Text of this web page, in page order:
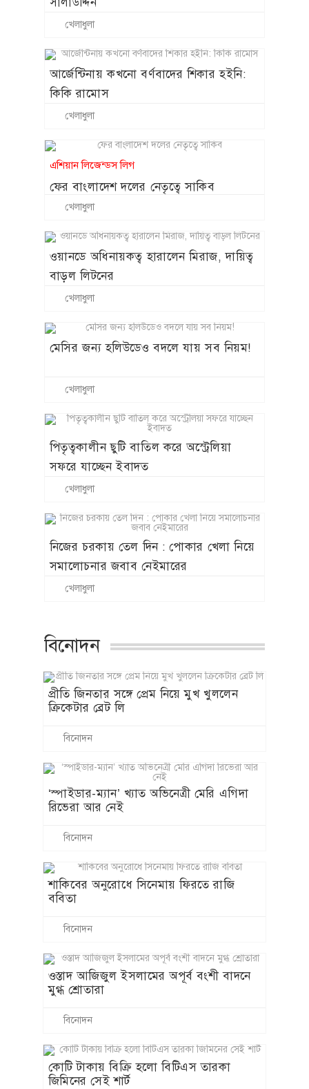
খেলাধুলা
আর্জেন্টিনায় কখনো বর্ণবাদের শিকার হইনি:
কিকি রামোস
খেলাধুলা
এশিয়ান লিজেন্ডস লিগ
ফের বাংলাদেশ দলের নেতৃত্বে সাকিব
খেলাধুলা
ওয়ানডে অধিনায়কত্ব হারালেন মিরাজ, দায়িত্ব
বাড়ল লিটনের
খেলাধুলা
মেসির জন্য হলিউডেও বদলে যায় সব নিয়ম!
খেলাধুলা
পিতৃত্বকালীন ছুটি বাতিল করে অস্ট্রেলিয়া
সফরে যাচ্ছেন ইবাদত
খেলাধুলা
নিজের চরকায় তেল দিন : পোকার খেলা নিয়ে
সমালোচনার জবাব নেইমারের
খেলাধুলা
বিনোদন
প্রীতি জিনতার সঙ্গে প্রেম নিয়ে মুখ খুললেন
ক্রিকেটার ব্রেট লি
বিনোদন
‘স্পাইডার-ম্যান’ খ্যাত অভিনেত্রী মেরি এগিদা
রিভেরা আর নেই
বিনোদন
শাকিবের অনুরোধে সিনেমায় ফিরতে রাজি
ববিতা
বিনোদন
ওস্তাদ আজিজুল ইসলামের অপূর্ব বংশী বাদনে
মুগ্ধ শ্রোতারা
বিনোদন
কোটি টাকায় বিক্রি হলো বিটিএস তারকা
জিমিনের সেই শার্ট